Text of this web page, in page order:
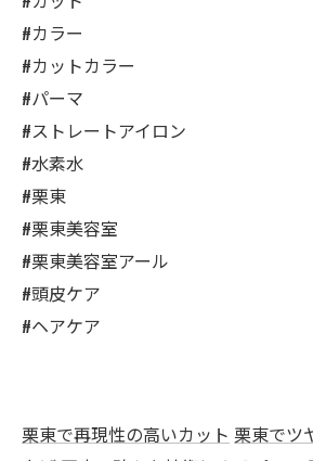
#カラー
#カットカラー
#パーマ
#ストレートアイロン
#水素水
#栗東
#栗東美容室
#栗東美容室アール
#頭皮ケア
#ヘアケア
栗東で再現性の高いカット 栗東でツ